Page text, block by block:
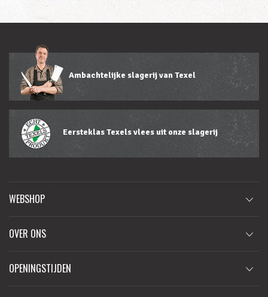
Ambachtelijke slagerij van Texel
Eersteklas Texels vlees uit onze slagerij
WEBSHOP
OVER ONS
OPENINGSTIJDEN